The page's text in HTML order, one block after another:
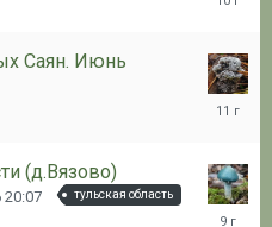
Саян. Июнь
(д.Вязово)
20:07 тульская область